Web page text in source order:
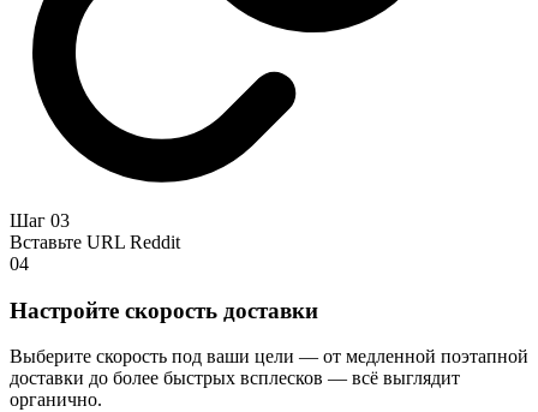
Шаг 03
Вставьте URL Reddit
04
Настройте скорость доставки
Выберите скорость под ваши цели — от медленной поэтапной
доставки до более быстрых всплесков — всё выглядит
органично.